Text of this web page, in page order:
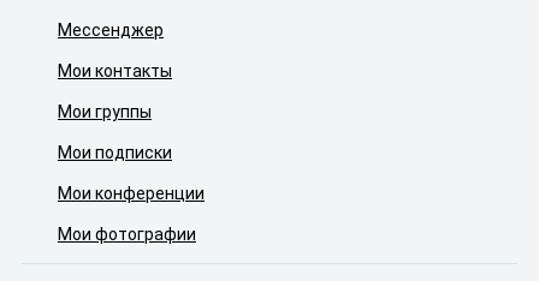
Мессенджер
Мои контакты
Мои группы
Мои подписки
Мои конференции
Мои фотографии